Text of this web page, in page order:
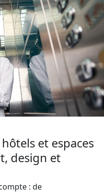
et espaces
design et
: de